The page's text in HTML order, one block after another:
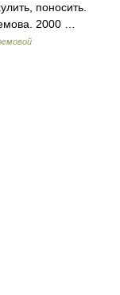
поносить.
2000 …